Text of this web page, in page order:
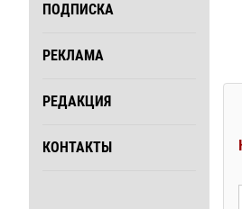
ПОДПИСКА
РЕКЛАМА
РЕДАКЦИЯ
КОНТАКТЫ